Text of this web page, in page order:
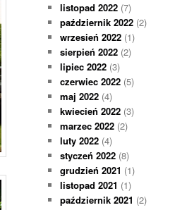
listopad 2022 (7)
październik 2022 (2)
wrzesień 2022 (1)
sierpień 2022 (2)
lipiec 2022 (3)
czerwiec 2022 (5)
maj 2022 (4)
kwiecień 2022 (3)
marzec 2022 (2)
luty 2022 (4)
styczeń 2022 (8)
grudzień 2021 (1)
listopad 2021 (1)
październik 2021 (2)